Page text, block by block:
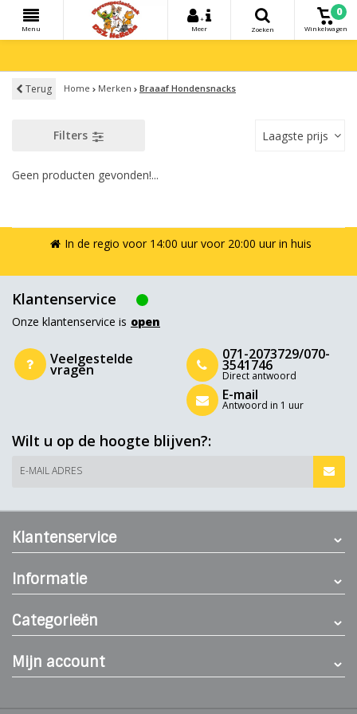
Menu
+
Meer
Zoeken
0
Winkelwagen
Terug Home Merken Braaaf Hondensnacks
Filters Laagste prijs
Geen producten gevonden!...
In de regio voor 14:00 uur voor 20:00 uur in huis
Klantenservice
Onze klantenservice is open
Veelgestelde
vragen
071-2073729/070-
3541746
Direct antwoord
E-mail
Antwoord in 1 uur
Wilt u op de hoogte blijven?:
E-MAIL ADRES
Klantenservice
Informatie
Categorieën
Mijn account